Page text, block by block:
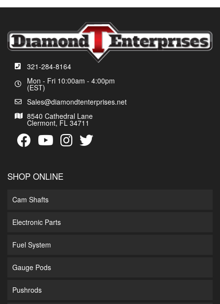
321-284-8164
Mon - Fri 10:00am - 4:00pm
(EST)
Sales@diamondtenterprises.net
8540 Cathedral Lane
Clermont, FL 34711
SHOP ONLINE
Cam Shafts
Electronic Parts
Fuel System
Gauge Pods
Pushrods